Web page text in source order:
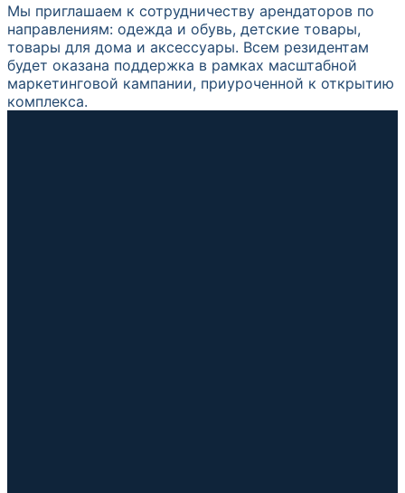
Мы приглашаем к сотрудничеству арендаторов по
направлениям: одежда и обувь, детские товары,
товары для дома и аксессуары. Всем резидентам
будет оказана поддержка в рамках масштабной
маркетинговой кампании, приуроченной к открытию
комплекса.